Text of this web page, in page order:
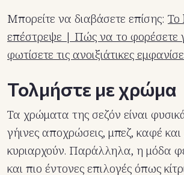
Μπορείτε να διαβάσετε επίσης: Το
επέστρεψε | Πώς να το φορέσετε
φωτίσετε τις ανοιξιάτικες
Τολμήστε με χρώμα
Τα χρώματα της σεζόν είναι
γήινες αποχρώσεις, μπεζ, καφέ
κυριαρχούν. Παράλληλα, η μόδα
και πιο έντονες επιλογές όπως